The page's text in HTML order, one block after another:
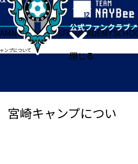
閉じる
NEWSGOODSFANACADEMY
ンプについて
崎キャンプについ